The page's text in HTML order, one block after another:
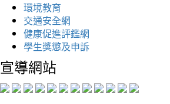
環境教育
交通安全網
健康促進評鑑網
學生獎懲及申訴
宣導網站